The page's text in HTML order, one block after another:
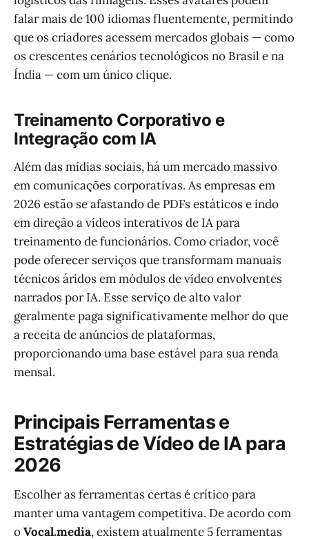
falar mais de 100 idiomas fluentemente, permitindo
que os criadores acessem mercados globais — como
os crescentes cenários tecnológicos no Brasil e na
Índia — com um único clique.
Treinamento Corporativo e
Integração com IA
Além das mídias sociais, há um mercado massivo
em comunicações corporativas. As empresas em
2026 estão se afastando de PDFs estáticos e indo
em direção a vídeos interativos de IA para
treinamento de funcionários. Como criador, você
pode oferecer serviços que transformam manuais
técnicos áridos em módulos de vídeo envolventes
narrados por IA. Esse serviço de alto valor
geralmente paga significativamente melhor do que
a receita de anúncios de plataformas,
proporcionando uma base estável para sua renda
mensal.
Principais Ferramentas e
Estratégias de Vídeo de IA para
2026
Escolher as ferramentas certas é crítico para
manter uma vantagem competitiva. De acordo com
oVocal.media, existem atualmente 5 ferramentas